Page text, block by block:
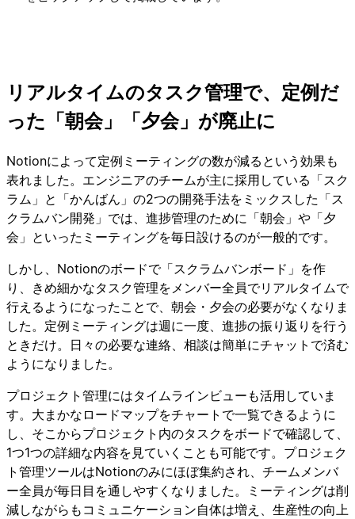
リアルタイムのタスク管理で、定例だ
った「朝会」「夕会」が廃止に
Notionによって定例ミーティングの数が減るという効果も
表れました。エンジニアのチームが主に採用している「スク
ラム」と「かんばん」の2つの開発手法をミックスした「ス
クラムバン開発」では、進捗管理のために「朝会」や「夕
会」といったミーティングを毎日設けるのが一般的です。
しかし、Notionのボードで「スクラムバンボード」を作
り、きめ細かなタスク管理をメンバー全員でリアルタイムで
行えるようになったことで、朝会・夕会の必要がなくなりま
した。定例ミーティングは週に一度、進捗の振り返りを行う
ときだけ。日々の必要な連絡、相談は簡単にチャットで済む
ようになりました。
プロジェクト管理にはタイムラインビューも活用していま
す。大まかなロードマップをチャートで一覧できるように
し、そこからプロジェクト内のタスクをボードで確認して、
1つ1つの詳細な内容を見ていくことも可能です。プロジェク
ト管理ツールはNotionのみにほぼ集約され、チームメンバ
ー全員が毎日目を通しやすくなりました。ミーティングは削
減しながらもコミュニケーション自体は増え、生産性の向上